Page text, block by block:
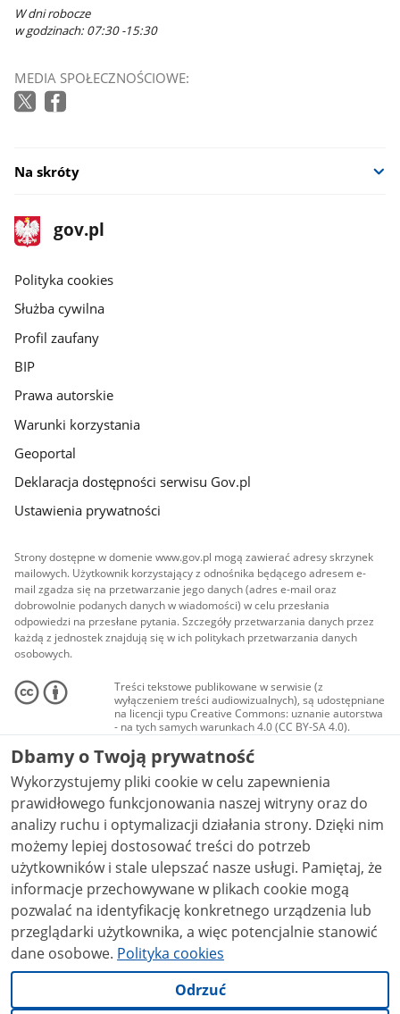
W dni robocze
w godzinach: 07:30 -15:30
MEDIA SPOŁECZNOŚCIOWE:
Na skróty
stopka
gov.pl
Strona
gov.pl
gov.pl
Polityka cookies
Służba cywilna
Profil zaufany
BIP
Prawa autorskie
Warunki korzystania
Geoportal
Deklaracja dostępności serwisu Gov.pl
Ustawienia prywatności
Strony dostępne w domenie www.gov.pl mogą zawierać adresy skrzynek
mailowych. Użytkownik korzystający z odnośnika będącego adresem e-
mail zgadza się na przetwarzanie jego danych (adres e-mail oraz
dobrowolnie podanych danych w wiadomości) w celu przesłania
odpowiedzi na przesłane pytania. Szczegóły przetwarzania danych przez
każdą z jednostek znajdują się w ich politykach przetwarzania danych
osobowych.
Treści tekstowe publikowane w serwisie (z
wyłączeniem treści audiowizualnych), są udostępniane
na licencji typu Creative Commons: uznanie autorstwa
- na tych samych warunkach 4.0 (CC BY-SA 4.0).
Materiały audiowizualne, w tym zdjęcia, materiały
audio i wideo, są udostępniane na licencji typu
Creative Commons: uznanie autorstwa użycie
niekomercyjne - bez utworów zależnych 4.0 (CC BY-
NC-ND 4.0), o ile nie jest to stwierdzone inaczej.
Dbamy o Twoją prywatność
Wykorzystujemy pliki cookie w celu zapewnienia
prawidłowego funkcjonowania naszej witryny oraz do
analizy ruchu i optymalizacji działania strony. Dzięki nim
możemy lepiej dostosować treści do potrzeb
użytkowników i stale ulepszać nasze usługi. Pamiętaj, że
informacje przechowywane w plikach cookie mogą
pozwalać na identyfikację konkretnego urządzenia lub
przeglądarki użytkownika, a więc potencjalnie stanowić
dane osobowe. Polityka cookies
Odrzuć